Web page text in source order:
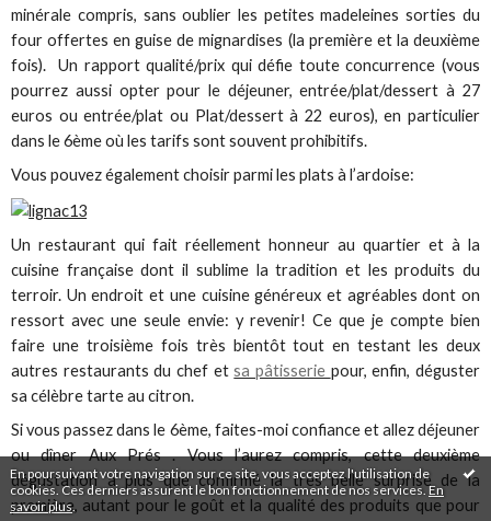
En poursuivant votre navigation sur ce site, vous acceptez l'utilisation de
cookies. Ces derniers assurent le bon fonctionnement de nos services.En
savoir plus.
minérale compris, sans oublier les petites madeleines sorties du
four offertes en guise de mignardises (la première et la deuxième
fois). Un rapport qualité/prix qui défie toute concurrence (vous
pourrez aussi opter pour le déjeuner, entrée/plat/dessert à 27
euros ou entrée/plat ou Plat/dessert à 22 euros), en particulier
dans le 6ème où les tarifs sont souvent prohibitifs.
Vous pouvez également choisir parmi les plats à l’ardoise:
Un restaurant qui fait réellement honneur au quartier et à la
cuisine française dont il sublime la tradition et les produits du
terroir. Un endroit et une cuisine généreux et agréables dont on
ressort avec une seule envie: y revenir! Ce que je compte bien
faire une troisième fois très bientôt tout en testant les deux
autres restaurants du chef etsa pâtisserie pour, enfin, déguster
sa célèbre tarte au citron.
Si vous passez dans le 6ème, faites-moi confiance et allez déjeuner
ou dîner Aux Prés . Vous l’aurez compris, cette deuxième
dégustation a plus que confirmé la très belle surprise de la
première, autant pour le goût et la qualité des produits que pour